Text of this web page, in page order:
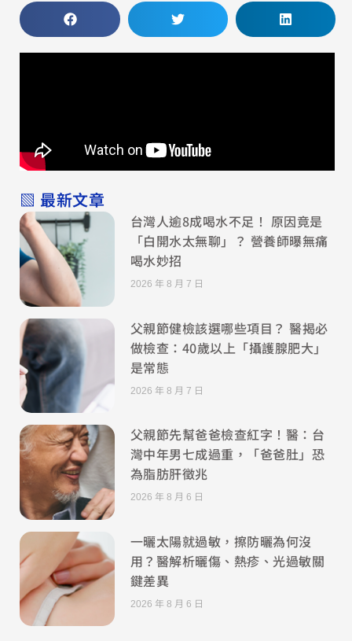
▧ 最新文章
台灣人逾8成喝水不足！ 原因竟是
「白開水太無聊」？ 營養師曝無痛
喝水妙招
2026 年 8 月 7 日
父親節健檢該選哪些項目？ 醫揭必
做檢查：40歲以上「攝護腺肥大」
是常態
2026 年 8 月 7 日
父親節先幫爸爸檢查紅字！醫：台
灣中年男七成過重，「爸爸肚」恐
為脂肪肝徵兆
2026 年 8 月 6 日
一曬太陽就過敏，擦防曬為何沒
用？醫解析曬傷、熱疹、光過敏關
鍵差異
2026 年 8 月 6 日